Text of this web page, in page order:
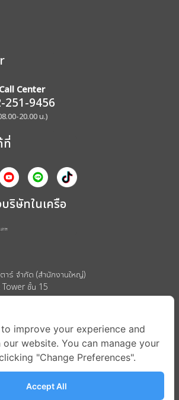
Call Center
251-9456
20.00 น.)
ที่
ริษัทในเครือ
าร์ จำกัด (สำนักงานใหญ่)
ชั้น 15
ใหม่ เขตปทุมวัน กรุงเทพมหานคร 10330
improve your experience and
website. You can manage your
"Change Preferences".
Accept All